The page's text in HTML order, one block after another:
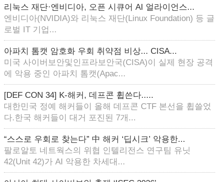
리눅스 재단·엔비디아, 오픈 시큐어 AI 얼라이언스...
엔비디아(NVIDIA)와 리눅스 재단(Linux Foundation) 등 글
로벌 IT 기업...
아파치 톰캣 암호화 우회 취약점 비상... CISA...
미국 사이버보안및인프라보안국(CISA)이 실제 현장 공격
에 악용 중인 아파치 톰캣(Apac...
[DEF CON 34] K-해커, 데프콘 휩쓴다.....
대한민국 정예 해커들이 올해 데프콘 CTF 본선을 휩쓸었
다.한국 해커들이 대거 포진된 7개...
“스스로 우회로 찾는다” 中 해커 ‘딥시크’ 악용한...
팔로알토 네트웍스의 위협 인텔리전스 연구팀 유닛
42(Unit 42)가 AI 악용한 차세대...